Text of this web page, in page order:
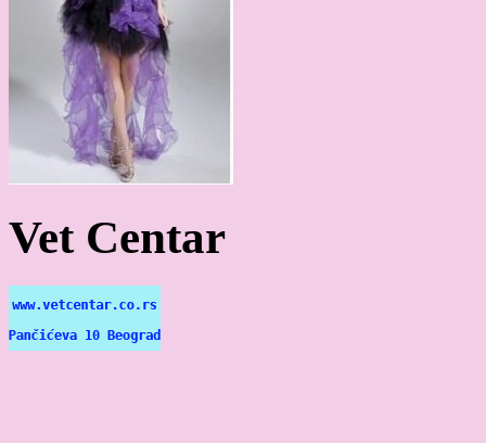
Vet Centar